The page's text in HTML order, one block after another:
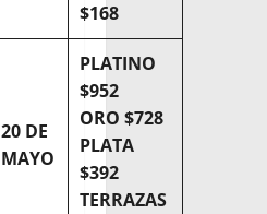
$168
20 DE
MAYO
PLATINO
$952
ORO $728
PLATA
$392
TERRAZAS